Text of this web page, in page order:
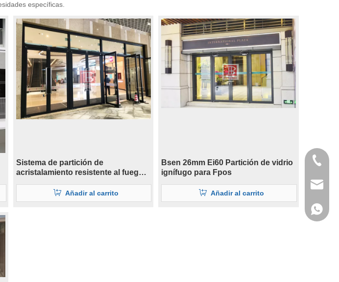
específicas.
Sistema de partición de
acristalamiento resistente al fuego
Añadir al carrito
Bsen 26mm Ei60 Partición de vidrio
ignífugo para Fpos
Añadir al carrito
+86-
+86-